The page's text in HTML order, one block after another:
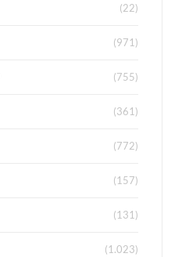
(22)
(971)
(755)
(361)
(772)
(157)
(131)
(1.023)